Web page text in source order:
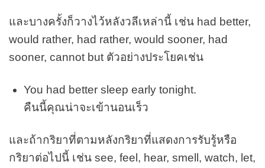
และบางครั้งก็วางไว้หลังวลีเหล่านี้ เช่น had better,
would rather, had rather, would sooner, had
sooner, cannot but ตัวอย่างประโยคเช่น
You had better sleep early tonight.
คืนนี้คุณน่าจะเข้านอนเร็ว
และถ้ากริยาที่ตามหลังกริยาที่แสดงการรับรู้หรือ
กริยาต่อไปนี้ เช่น see, feel, hear, smell, watch, let,